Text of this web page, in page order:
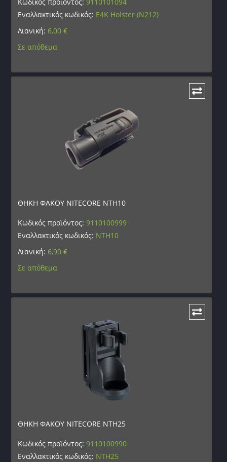
Εναλλακτικός κωδικός: E4K Holster (N212)
Λιανική: 6,00€
Σε απόθεμα
ΘΗΚΗ ΦΑΚΟΥ NITECORE NTH10
Κωδικός προϊόντος:9110100999
Εναλλακτικός κωδικός: NTH10
Λιανική: 6,90€
Σε απόθεμα
ΘΗΚΗ ΦΑΚΟΥ NITECORE NTH25
Κωδικός προϊόντος:9110100990
Εναλλακτικός κωδικός: NTH25